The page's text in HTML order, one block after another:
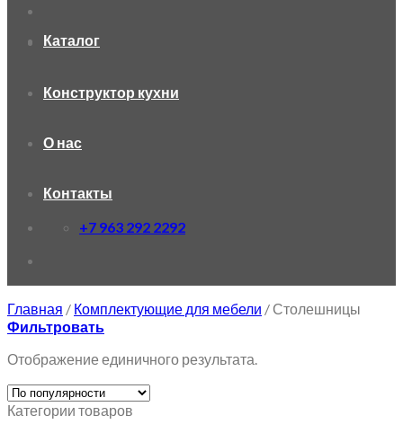
Каталог
Конструктор кухни
О нас
Контакты
+7 963 292 2292
Главная / Комплектующие для мебели / Столешницы
Фильтровать
Отображение единичного результата.
Категории товаров